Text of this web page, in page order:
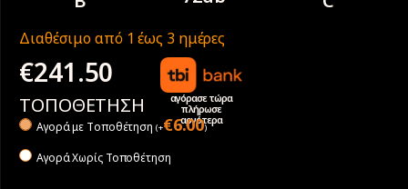
Διαθέσιμο από 1 έως 3 ημέρες
€241.50
αγόρασε τώρα
πλήρωσε
αργότερα
ΤΟΠΟΘΕΤΗΣΗ
Αγορά με Tοποθέτηση (+€6.00)
Αγορά Χωρίς Τοποθέτηση